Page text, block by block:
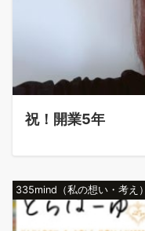
祝！開業5年
335mind（私の想い・考え）